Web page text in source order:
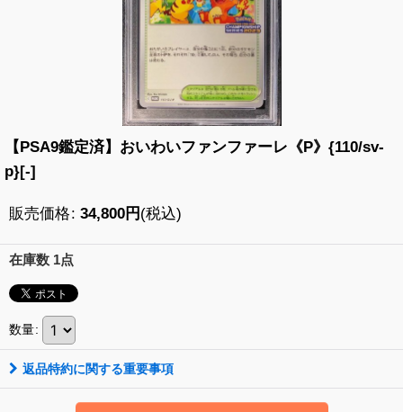
【PSA9鑑定済】おいわいファンファーレ《P》{110/sv-
p}[-]
販売価格: 34,800円 (税込)
在庫数 1点
数量:
返品特約に関する重要事項